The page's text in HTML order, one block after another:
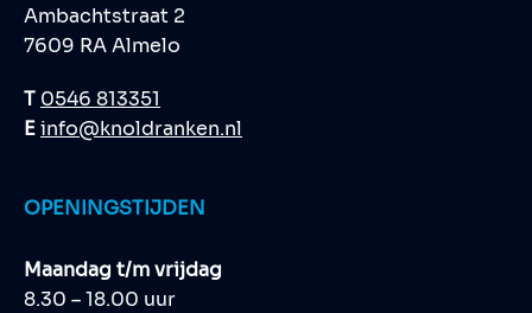
Ambachtstraat 2
7609 RA Almelo
T 0546 813351
Einfo@knoldranken.nl
OPENINGSTIJDEN
Maandag t/m vrijdag
8.30 – 18.00 uur